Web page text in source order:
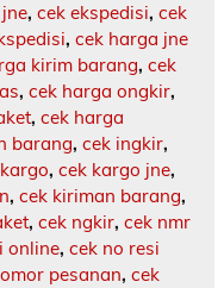
, cek ekspedisi, cek
, cek harga jne
kirim barang, cek
, cek harga ongkir,
, cek harga
barang, cek ingkir,
, cek kargo jne,
, cek kiriman barang,
, cek ngkir, cek nmr
online, cek no resi
pesanan, cek